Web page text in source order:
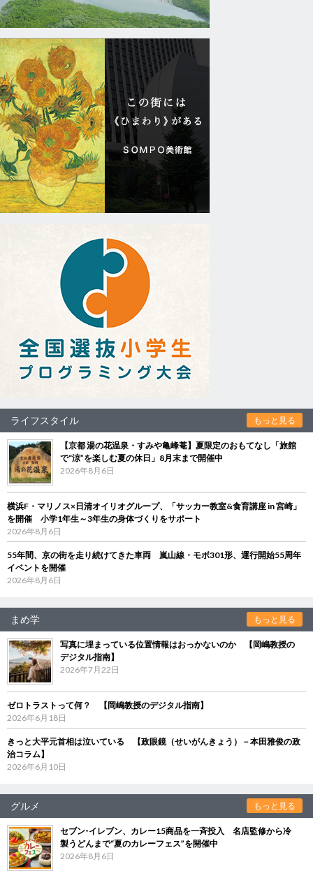
ライフスタイル もっと見る
【京都 湯の花温泉・すみや亀峰菴】夏限定のおもてなし「旅館
で“涼”を楽しむ夏の休日」8月末まで開催中
2026年8月6日
横浜F・マリノス×日清オイリオグループ、「サッカー教室&食育講座 in 宮崎」
を開催 小学1年生～3年生の身体づくりをサポート
2026年8月6日
55年間、京の街を走り続けてきた車両 嵐山線・モボ301形、運行開始55周年
イベントを開催
2026年8月6日
まめ学 もっと見る
写真に埋まっている位置情報はおっかないのか 【岡嶋教授の
デジタル指南】
2026年7月22日
ゼロトラストって何？ 【岡嶋教授のデジタル指南】
2026年6月18日
きっと大平元首相は泣いている 【政眼鏡（せいがんきょう）－本田雅俊の政
治コラム】
2026年6月10日
グルメ もっと見る
セブン‐イレブン、カレー15商品を一斉投入 名店監修から冷
製うどんまで“夏のカレーフェス”を開催中
2026年8月6日